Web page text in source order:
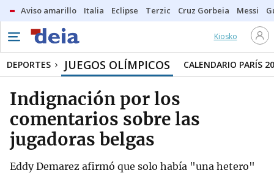
Aviso amarillo Italia Eclipse Terzic Cruz Gorbeia Messi
Kiosko
DEPORTES JUEGOS OLÍMPICOS CALENDARIO PARÍS
Indignación por los
comentarios sobre las
jugadoras belgas
Eddy Demarez afirmó que solo había "una hetero"